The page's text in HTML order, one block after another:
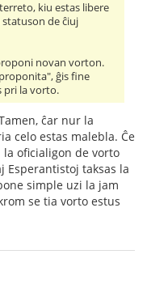
kiu estas libere
de ĉiuj
novan vorton.
ĝis fine
pri la vorto.
ĉar nur la
celo estas malebla. Ĉe
oficialigon de vorto
Esperantistoj taksas la
simple uzi la jam
se tia vorto estus